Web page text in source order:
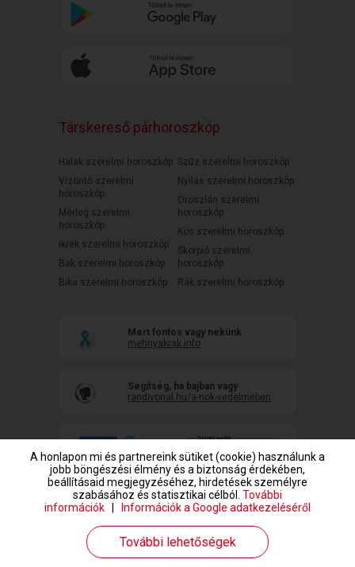
Társkereső párhoroszkóp
Halak szerelmi horoszkóp
Vízöntő szerelmi
horoszkóp
Mérleg szerelmi
horoszkóp
Ikrek szerelmi horoszkóp
Bak szerelmi horoszkóp
Bika szerelmi horoszkóp
Szűz szerelmi horoszkóp
Nyilas szerelmi horoszkóp
Oroszlán szerelmi
horoszkóp
Kos szerelmi horoszkóp
Skorpió szerelmi
horoszkóp
Rák szerelmi horoszkóp
Mert fontos vagy nekünk
mehnyakrak.info
Segítség, ha bajban vagy
randivonal.hu/a-nok-vedelmeben
www.randivonal.hu © Copyright 1999-2026 Dating Central Europe Zrt.
A honlapon mi és partnereink sütiket (cookie) használunk a
jobb böngészési élmény és a biztonság érdekében,
beállításaid megjegyzéséhez, hirdetések személyre
szabásához és statisztikai célból. További
információk
Információk a Google adatkezeléséről
További lehetőségek